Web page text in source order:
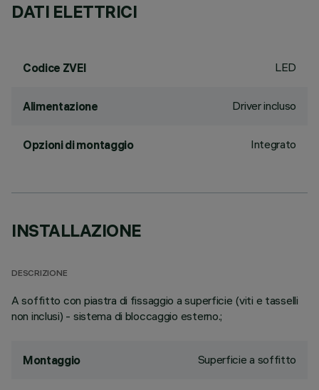
DATI ELETTRICI
Codice ZVEI LED
Alimentazione Driver incluso
Opzioni di montaggio Integrato
INSTALLAZIONE
DESCRIZIONE
A soffitto con piastra di fissaggio a superficie (viti e tasselli
non inclusi) - sistema di bloccaggio esterno.;
Montaggio Superficie a soffitto